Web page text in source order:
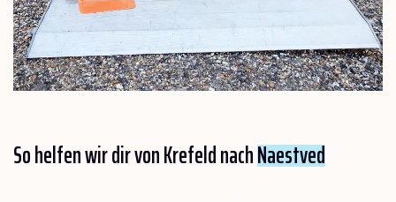
So helfen wir dir von Krefeld nachNaestved